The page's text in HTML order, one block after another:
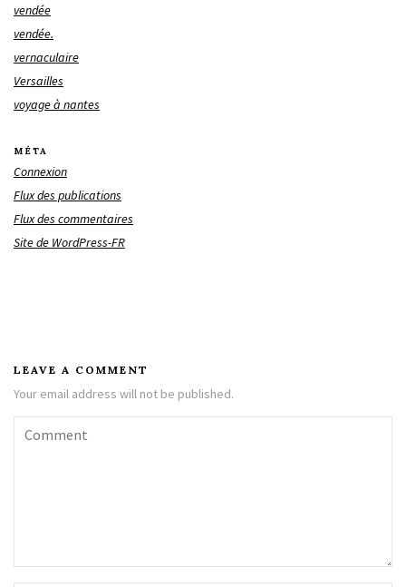
vendée
vendée.
vernaculaire
Versailles
voyage à nantes
MÉTA
Connexion
Flux des publications
Flux des commentaires
Site de WordPress-FR
LEAVE A COMMENT
Your email address will not be published.